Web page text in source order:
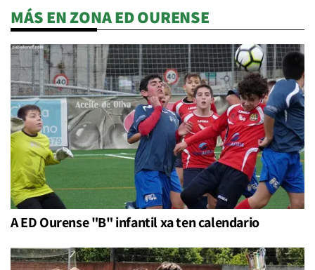
MÁS EN ZONA ED OURENSE
A ED Ourense "B" infantil xa ten calendario